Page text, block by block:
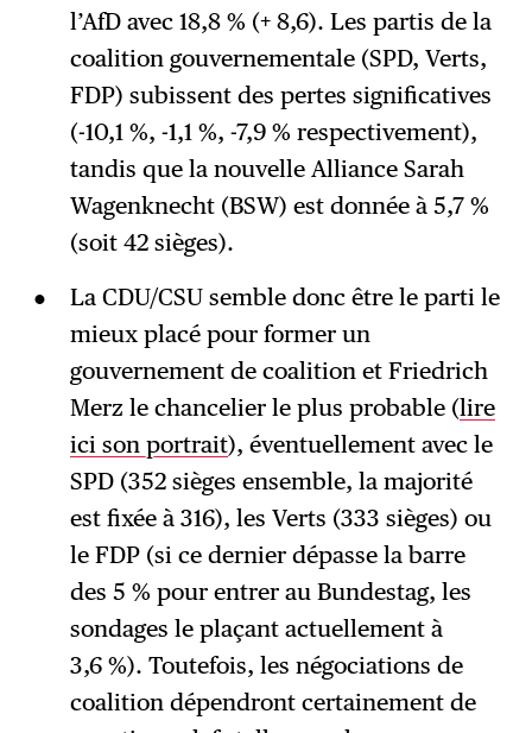
l’AfD avec 18,8 % (+ 8,6). Les partis de la
coalition gouvernementale (SPD, Verts,
FDP) subissent des pertes significatives
(-10,1 %, -1,1 %, -7,9 % respectivement),
tandis que la nouvelle Alliance Sarah
Wagenknecht (BSW) est donnée à 5,7 %
(soit 42 sièges).
La CDU/CSU semble donc être le parti le
mieux placé pour former un
gouvernement de coalition et Friedrich
Merz le chancelier le plus probable (lire
ici son portrait), éventuellement avec le
SPD (352 sièges ensemble, la majorité
est fixée à 316), les Verts (333 sièges) ou
le FDP (si ce dernier dépasse la barre
des 5 % pour entrer au Bundestag, les
sondages le plaçant actuellement à
3,6 %). Toutefois, les négociations de
coalition dépendront certainement de